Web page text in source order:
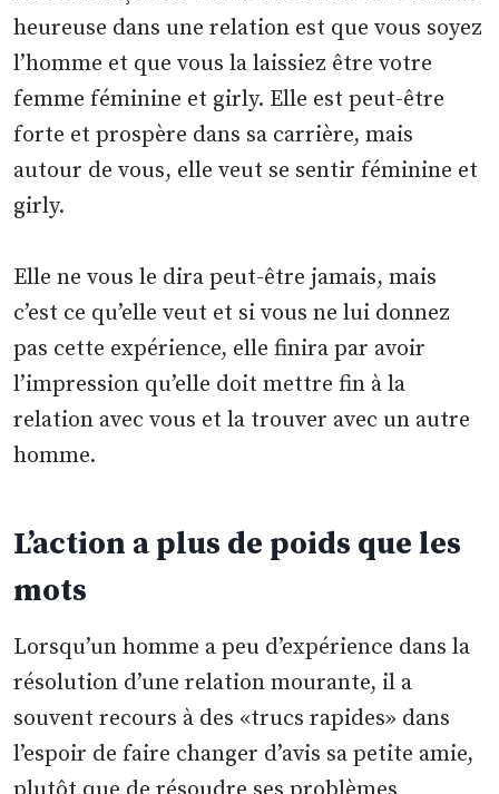
heureuse dans une relation est que vous soyez
l’homme et que vous la laissiez être votre
femme féminine et girly. Elle est peut-être
forte et prospère dans sa carrière, mais
autour de vous, elle veut se sentir féminine et
girly.
Elle ne vous le dira peut-être jamais, mais
c’est ce qu’elle veut et si vous ne lui donnez
pas cette expérience, elle finira par avoir
l’impression qu’elle doit mettre fin à la
relation avec vous et la trouver avec un autre
homme.
L’action a plus de poids que les
mots
Lorsqu’un homme a peu d’expérience dans la
résolution d’une relation mourante, il a
souvent recours à des «trucs rapides» dans
l’espoir de faire changer d’avis sa petite amie,